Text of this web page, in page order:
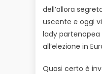
dell’allora
uscente e oggi
lady partenopea
all’elezione in
Quasi certo è